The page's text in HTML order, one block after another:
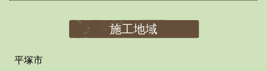
施工地域
平塚市